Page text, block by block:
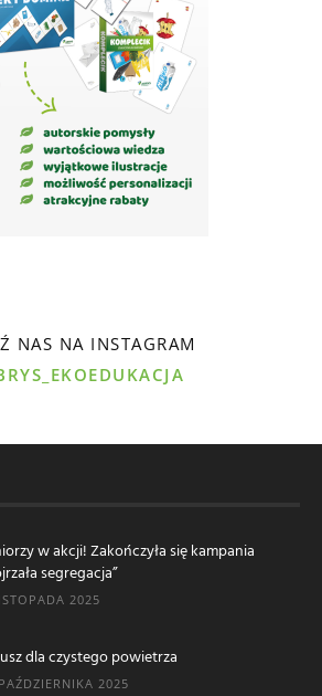
NAS NA INSTAGRAM
w akcji! Zakończyła się kampania
segregacja”
2025
dla czystego powietrza
2025